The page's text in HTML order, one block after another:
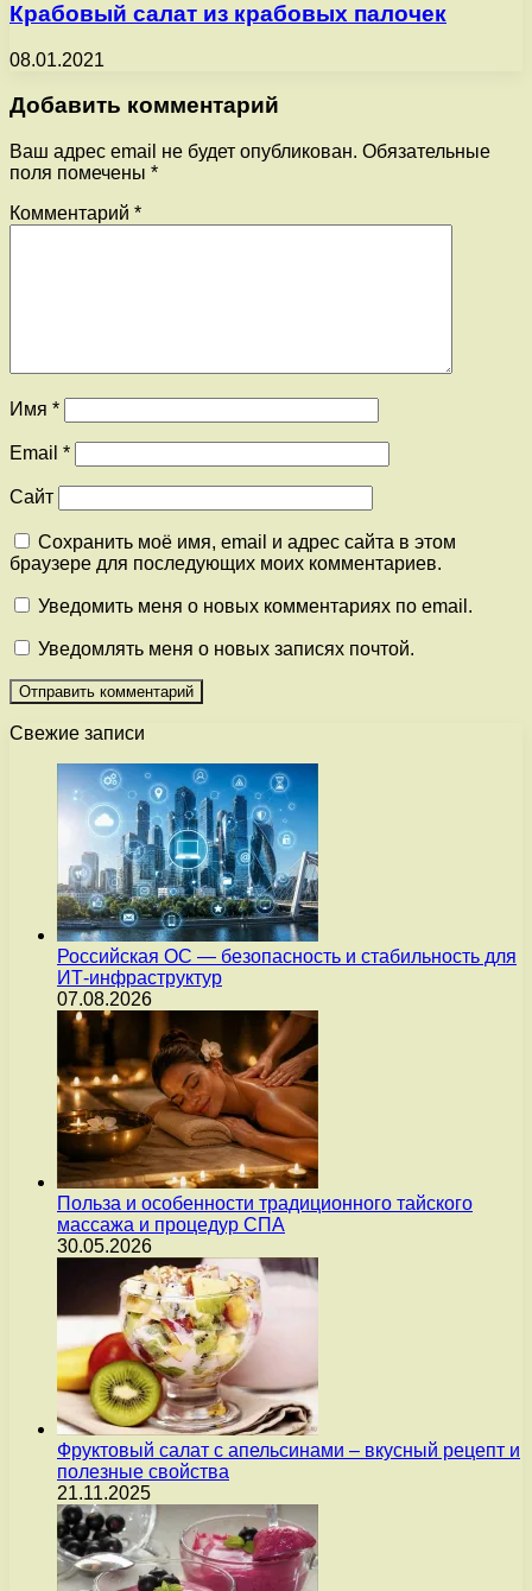
Крабовый салат из крабовых палочек
08.01.2021
Добавить комментарий
Ваш адрес email не будет опубликован. Обязательные
поля помечены *
Комментарий *
Имя *
Email *
Сайт
Сохранить моё имя, email и адрес сайта в этом
браузере для последующих моих комментариев.
Уведомить меня о новых комментариях по email.
Уведомлять меня о новых записях почтой.
Свежие записи
Российская ОС — безопасность и стабильность для
ИТ-инфраструктур
07.08.2026
Польза и особенности традиционного тайского
массажа и процедур СПА
30.05.2026
Фруктовый салат с апельсинами – вкусный рецепт и
полезные свойства
21.11.2025